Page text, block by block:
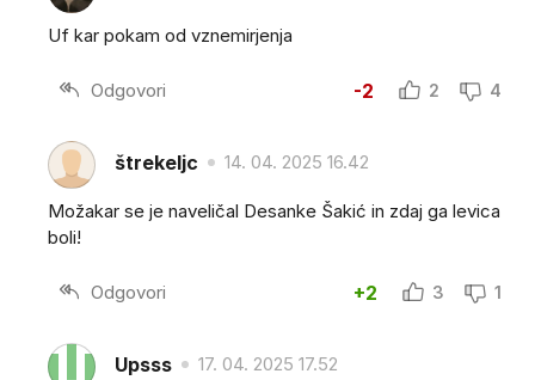
Uf kar pokam od vznemirjenja
Odgovori -2 2 4
štrekeljc 14. 04. 2025 16.42
Možakar se je naveličal Desanke Šakić in zdaj ga levica
boli!
Odgovori +2 3 1
Upsss 17. 04. 2025 17.52